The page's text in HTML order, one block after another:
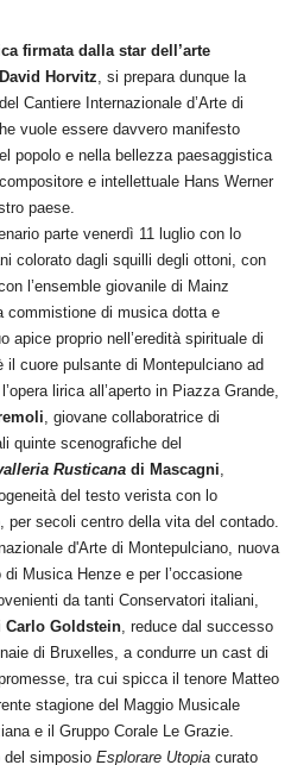
firmata dalla star dell’arte
Horvitz , si prepara dunque la
Cantiere Internazionale d’Arte di
vuole essere davvero manifesto
popolo e nella bellezza paesaggistica
e intellettuale Hans Werner
paese.
parte venerdì 11 luglio con lo
colorato dagli squilli degli ottoni, con
l’ensemble giovanile di Mainz
commistione di musica dotta e
apice proprio nell’eredità spirituale di
cuore pulsante di Montepulciano ad
lirica all’aperto in Piazza Grande,
, giovane collaboratrice di
quinte scenografiche del
Rusticana di Mascagni
del testo verista con lo
secoli centro della vita del contado.
d'Arte di Montepulciano, nuova
Musica Henze e per l’occasione
da tanti Conservatori italiani,
Carlo Goldstein , reduce dal successo
di Bruxelles, a condurre un cast di
tra cui spicca il tenore Matteo
stagione del Maggio Musicale
e il Gruppo Corale Le Grazie.
del simposioEsplorare Utopiacurato